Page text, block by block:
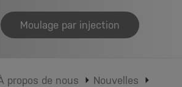
Moulage par injection
propos de nous
Nouvelles